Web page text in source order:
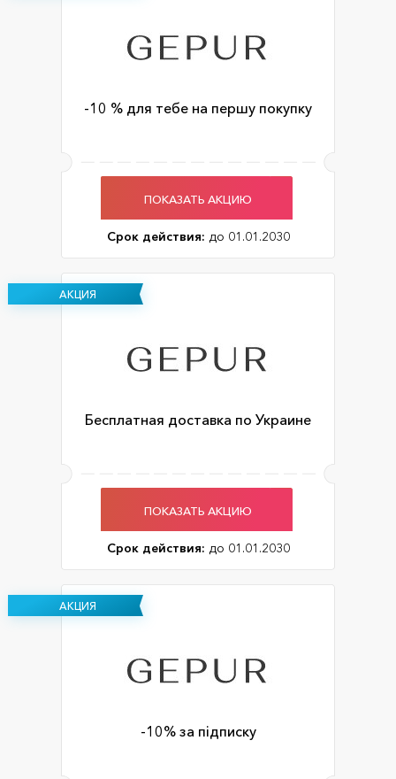
-10 % для тебе на першу покупку
ПОКАЗАТЬ АКЦИЮ
Срок действия: до 01.01.2030
АКЦИЯ
Бесплатная доставка по Украине
ПОКАЗАТЬ АКЦИЮ
Срок действия: до 01.01.2030
АКЦИЯ
-10% за підписку